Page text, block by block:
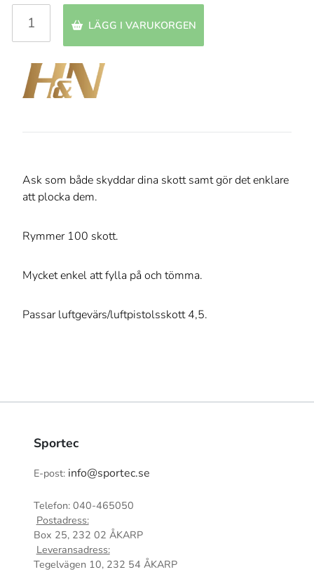
LÄGG I VARUKORGEN
Ask som både skyddar dina skott samt gör det enklare
att plocka dem.
Rymmer 100 skott.
Mycket enkel att fylla på och tömma.
Passar luftgevärs/luftpistolsskott 4,5.
Sportec
E-post: info@sportec.se
Telefon: 040-465050
Postadress:
Box 25, 232 02 ÅKARP
Leveransadress:
Tegelvägen 10, 232 54 ÅKARP